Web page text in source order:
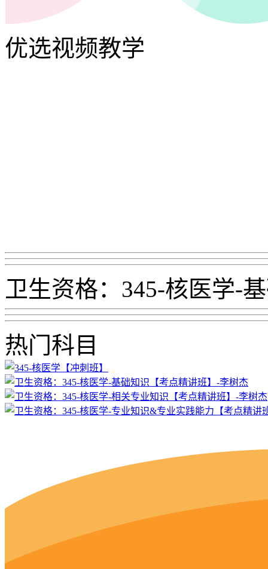
优选视频教学
卫生资格：345-核医学-
热门科目